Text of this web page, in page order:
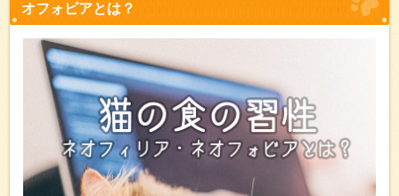
猫がご飯を食べない理由！